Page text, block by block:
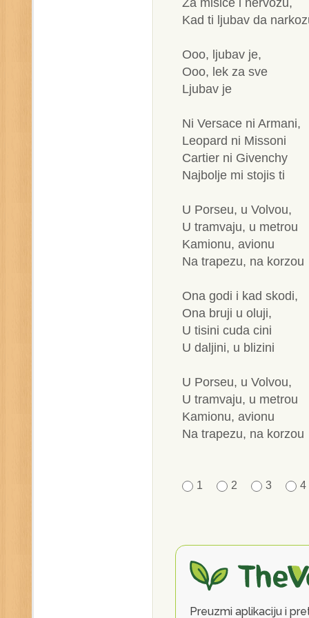
Kad ti ljubav da
Ooo, ljubav je,
Ooo, lek za sve
Ljubav je
Ni Versace ni Armani,
Leopard ni Missoni
Cartier ni Givenchy
Najbolje mi stojis ti
U Porseu, u Volvou,
U tramvaju, u metrou
Kamionu, avionu
Na trapezu, na korzou
Ona godi i kad skodi,
Ona bruji u oluji,
U tisini cuda cini
U daljini, u blizini
U Porseu, u Volvou,
U tramvaju, u metrou
Kamionu, avionu
Na trapezu, na korzou
1 2 3 4